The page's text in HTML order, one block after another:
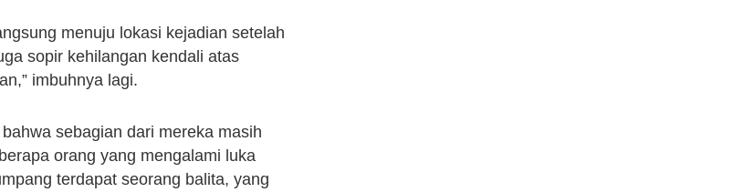
menuju lokasi kejadian setelah
sopir kehilangan kendali atas
imbuhnya lagi.
sebagian dari mereka masih
orang yang mengalami luka
terdapat seorang balita, yang